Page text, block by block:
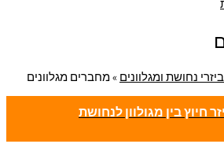
נחושת ומגלוונים »מחברים מגלוונים
חיוץ בין מגולוון לנחושת